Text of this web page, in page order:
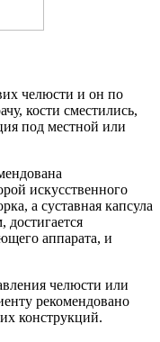
челюсти и он по
кости сместились,
под местной или
искусственного
а суставная капсула
аппарата, и
челюсти или
рекомендовано
конструкций.